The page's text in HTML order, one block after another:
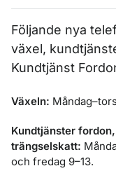
Följande nya
växel,
Kundtjänst
Växeln:
Kundtjänster
trängselskatt:
och fredag 9–13.